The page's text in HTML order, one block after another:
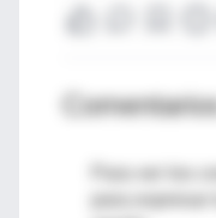
Para ver los